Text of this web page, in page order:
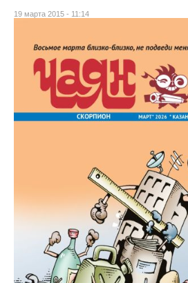
19 марта 2015 - 11:14